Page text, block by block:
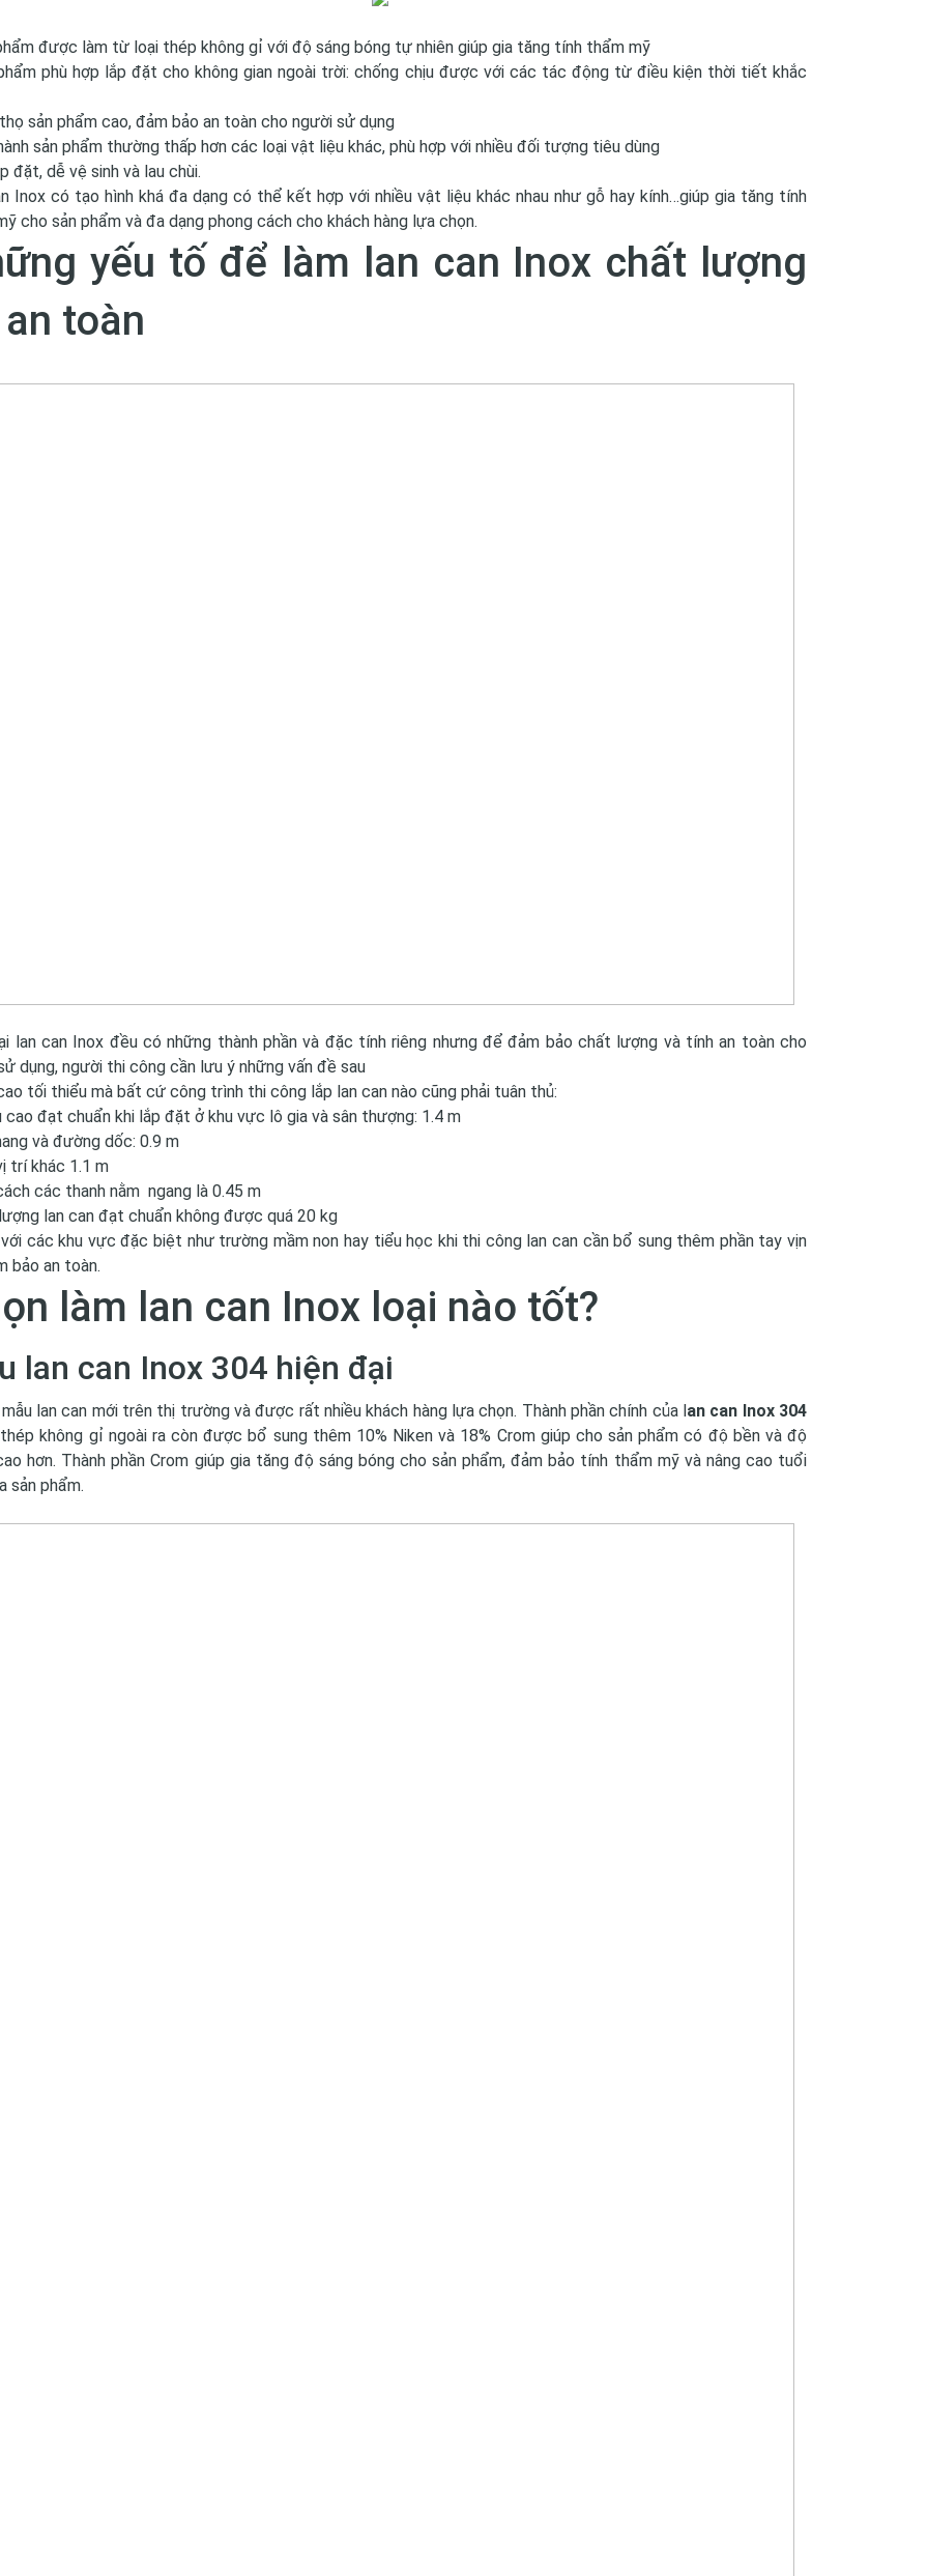
được làm từ loại thép không gỉ với độ sáng bóng tự nhiên giúp gia tăng tính thẩm mỹ
phù hợp lắp đặt cho không gian ngoài trời: chống chịu được với các tác động từ điều kiện thời tiết khắc
sản phẩm cao, đảm bảo an toàn cho người sử dụng
sản phẩm thường thấp hơn các loại vật liệu khác, phù hợp với nhiều đối tượng tiêu dùng
đặt, dễ vệ sinh và lau chùi.
Inox có tạo hình khá đa dạng có thể kết hợp với nhiều vật liệu khác nhau như gỗ hay kính…giúp gia tăng tính
cho sản phẩm và đa dạng phong cách cho khách hàng lựa chọn.
yếu tố để làm lan can Inox chất lượng
toàn
lan can Inox đều có những thành phần và đặc tính riêng nhưng để đảm bảo chất lượng và tính an toàn cho
dụng, người thi công cần lưu ý những vấn đề sau
tối thiểu mà bất cứ công trình thi công lắp lan can nào cũng phải tuân thủ:
cao đạt chuẩn khi lắp đặt ở khu vực lô gia và sân thượng: 1.4 m
và đường dốc: 0.9 m
trí khác 1.1 m
các thanh nằm ngang là 0.45 m
lan can đạt chuẩn không được quá 20 kg
các khu vực đặc biệt như trường mầm non hay tiểu học khi thi công lan can cần bổ sung thêm phần tay vịn
bảo an toàn.
làm lan can Inox loại nào tốt?
lan can Inox 304 hiện đại
lan can mới trên thị trường và được rất nhiều khách hàng lựa chọn. Thành phần chính của lan can Inox 304
không gỉ ngoài ra còn được bổ sung thêm 10% Niken và 18% Crom giúp cho sản phẩm có độ bền và độ
hơn. Thành phần Crom giúp gia tăng độ sáng bóng cho sản phẩm, đảm bảo tính thẩm mỹ và nâng cao tuổi
sản phẩm.